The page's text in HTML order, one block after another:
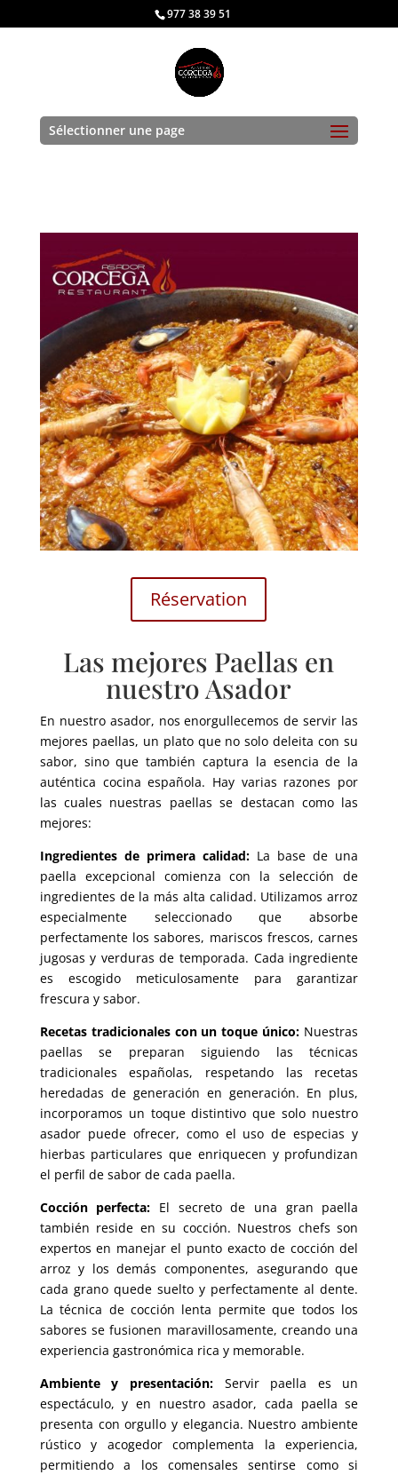
977 38 39 51
Sélectionner une page
Réservation
Las mejores Paellas en
nuestro Asador
En nuestro asador, nos enorgullecemos de servir las
mejores paellas, un plato que no solo deleita con su
sabor, sino que también captura la esencia de la
auténtica cocina española. Hay varias razones por
las cuales nuestras paellas se destacan como las
mejores:
Ingredientes de primera calidad: La base de una
paella excepcional comienza con la selección de
ingredientes de la más alta calidad. Utilizamos arroz
especialmente seleccionado que absorbe
perfectamente los sabores, mariscos frescos,carnes
jugosas y verduras de temporada. Cada ingrediente
es escogido meticulosamente para garantizar
frescura y sabor.
Recetas tradicionales con un toque único: Nuestras
paellas se preparan siguiendo las técnicas
tradicionales españolas, respetando las recetas
heredadas de generación en generación. En plus,
incorporamos un toque distintivo que solo nuestro
asador puede ofrecer, como el uso de especias y
hierbas particulares que enriquecen y profundizan
el perfil de sabor de cada paella.
Cocción perfecta: El secreto de una gran paella
también reside en su cocción. Nuestros chefs son
expertos en manejar el punto exacto de cocción del
arroz y los demás componentes, asegurando que
cada grano quede suelto y perfectamente al dente.
La técnica de cocción lenta permite que todos los
sabores se fusionen maravillosamente, creando una
experiencia gastronómica rica y memorable.
Ambiente y presentación:
Servir paella es un
espectáculo,y en nuestro asador, cada paella se
presenta con orgullo y elegancia. Nuestro ambiente
rústico y acogedor complementa la experiencia,
permitiendo a los comensales sentirse como si